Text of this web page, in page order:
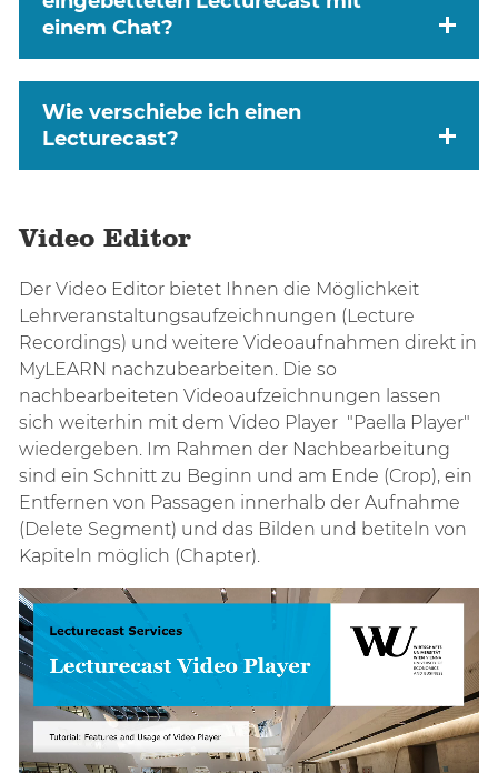
einem Chat?
Wie verschiebe ich einen
Lecturecast?
Video Editor
Der Video Editor bietet Ihnen die Möglichkeit
Lehrveranstaltungsaufzeichnungen (Lecture
Recordings) und weitere Videoaufnahmen direkt in
MyLEARN nachzubearbeiten. Die so
nachbearbeiteten Videoaufzeichnungen lassen
sich weiterhin mit dem Video Player "Paella Player"
wiedergeben. Im Rahmen der Nachbearbeitung
sind ein Schnitt zu Beginn und am Ende (Crop), ein
Entfernen von Passagen innerhalb der Aufnahme
(Delete Segment) und das Bilden und betiteln von
Kapiteln möglich (Chapter).